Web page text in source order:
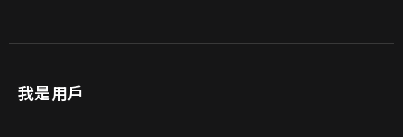
我是用戶